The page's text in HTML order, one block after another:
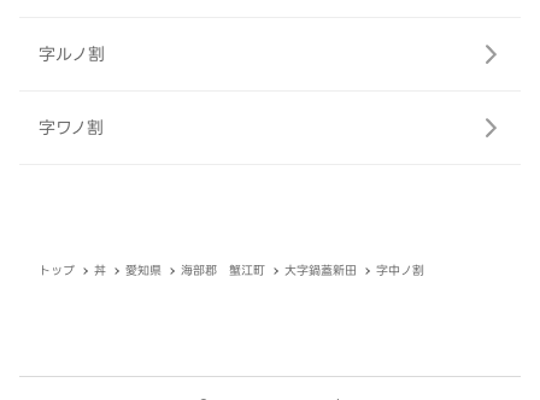
字ルノ割
字ワノ割
トップ 丼 愛知県 海部郡 蟹江町 大字鍋蓋新田 字中ノ割